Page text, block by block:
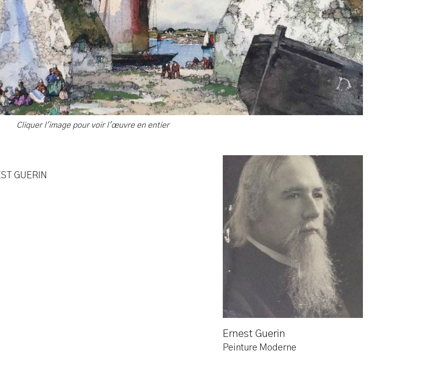
Cliquer l'image pour voir l'œuvre en entier
GUERIN
Ernest Guerin
Peinture Moderne